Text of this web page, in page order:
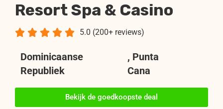
Resort Spa & Casino
5.0 (200+ reviews)
    
Dominicaanse
Republiek
, Punta
Cana
Bekijk de goedkoopste deal